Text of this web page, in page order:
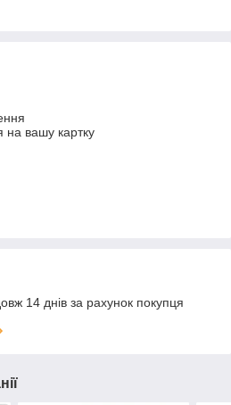
на вашу картку
14 днів за рахунок покупця